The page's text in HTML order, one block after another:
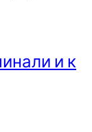
и к